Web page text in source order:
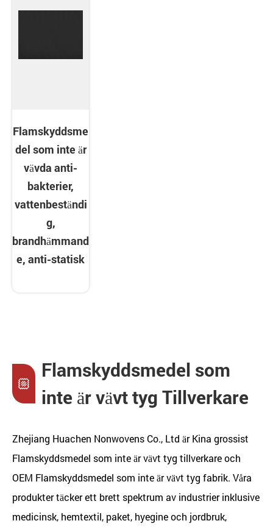
Flamskyddsme
del som inte är
vävda anti-
bakterier,
vattenbeständi
g,
brandhämmand
e, anti-statisk
Flamskyddsmedel som
inte är vävt tyg Tillverkare
Zhejiang Huachen Nonwovens Co., Ltd ärKina grossist
Flamskyddsmedel som inte är vävt tyg tillverkareoch
OEM Flamskyddsmedel som inte är vävt tyg fabrik. Våra
produkter täcker ett brett spektrum av industrier inklusive
medicinsk, hemtextil, paket, hyegine och jordbruk,